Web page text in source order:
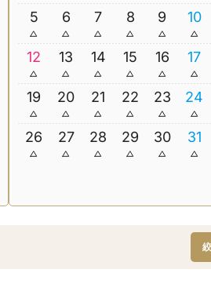
5 6 7 8 9 10
12 13 14 15 16 17
19 20 21 22 23 24
26 27 28 29 30 31